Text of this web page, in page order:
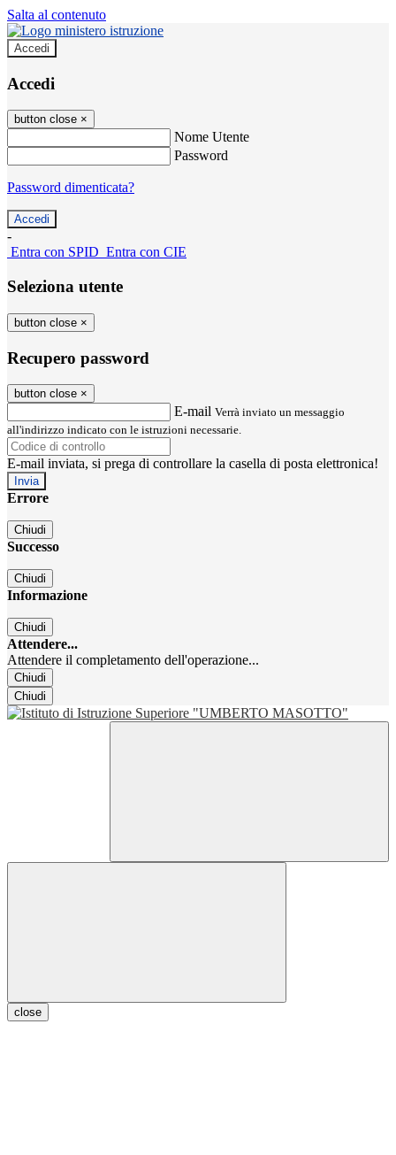
Salta al contenuto
Accedi
Accedi
button close ×
Nome Utente
Password
Password dimenticata?
-
Entra con SPID Entra con CIE
Seleziona utente
button close ×
Recupero password
button close ×
E-mail Verrà inviato un messaggio
all'indirizzo indicato con le istruzioni necessarie.
E-mail inviata, si prega di controllare la casella di posta elettronica!
Errore
Chiudi
Successo
Chiudi
Informazione
Chiudi
Attendere...
Attendere il completamento dell'operazione...
Chiudi
Chiudi
close